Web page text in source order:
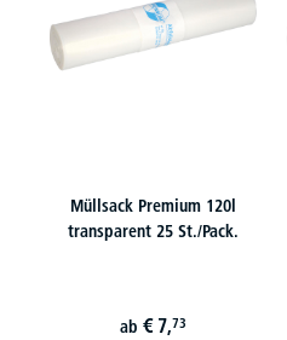
Müllsack Premium 120l
transparent 25 St./Pack.
ab € 7,73